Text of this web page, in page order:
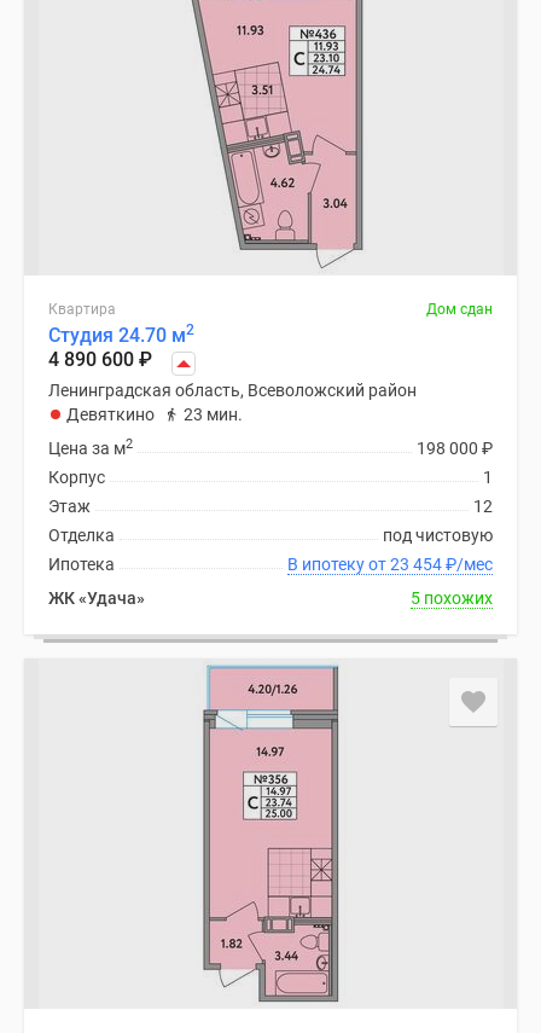
Квартира Дом сдан
Студия 24.70 м2
4 890 600 ₽
Ленинградская область, Всеволожский район
Девяткино
23 мин.
198 000 ₽
Цена за м2
1
Корпус
12
Этаж
под чистовую
Отделка
В ипотеку от 23 454₽/мес
Ипотека
ЖК «Удача»
5 похожих